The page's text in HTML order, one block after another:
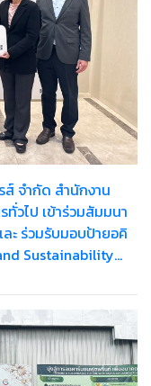
ส์ จำกัด สำนักงาน
ไป เข้าร่วมสัมมนา
Sustainability